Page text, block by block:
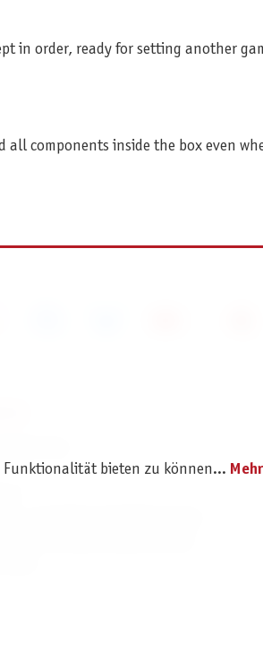
in order, ready for setting another
all components inside the box even
Funktionalität bieten zu können... Mehr